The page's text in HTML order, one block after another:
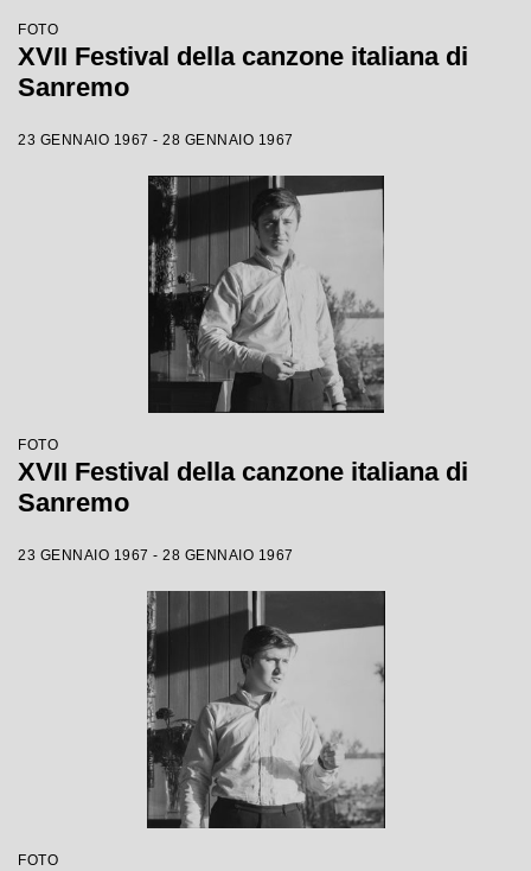
FOTO
XVII Festival della canzone italiana di
Sanremo
23 GENNAIO 1967 - 28 GENNAIO 1967
FOTO
XVII Festival della canzone italiana di
Sanremo
23 GENNAIO 1967 - 28 GENNAIO 1967
FOTO